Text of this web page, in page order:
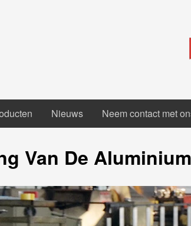
Nieuws Neem contact met
Van De